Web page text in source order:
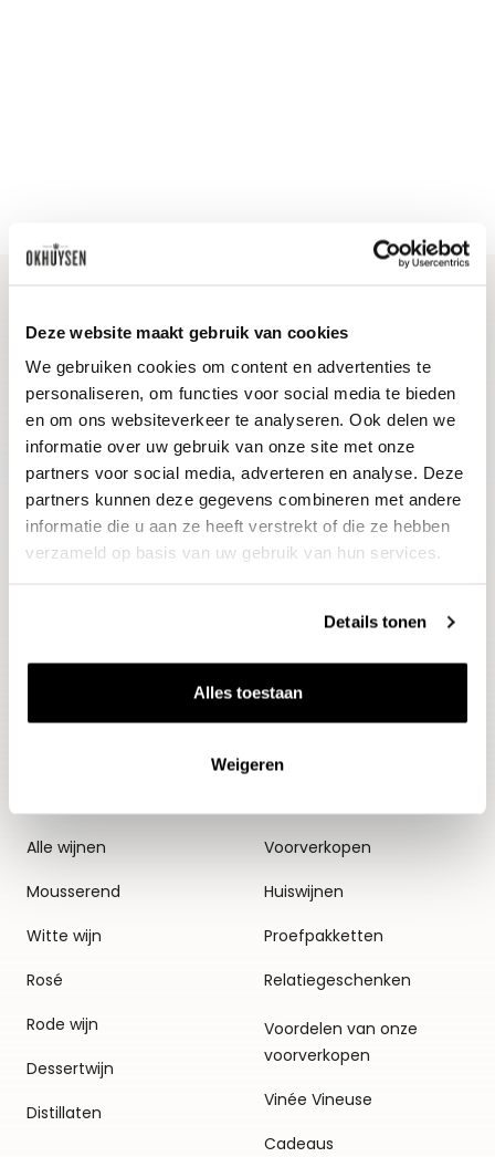
Deze website maakt gebruik van cookies
We gebruiken cookies om content en advertenties te
personaliseren, om functies voor social media te bieden
en om ons websiteverkeer te analyseren. Ook delen we
informatie over uw gebruik van onze site met onze
partners voor social media, adverteren en analyse. Deze
partners kunnen deze gegevens combineren met andere
informatie die u aan ze heeft verstrekt of die ze hebben
verzameld op basis van uw gebruik van hun services.
Details tonen
Alles toestaan
Weigeren
Blijf op de hoogte
Ontvang het laatste wijnnieuws, proeverijen en
evenementen
E-mailadres
Aanmelden
Alle wijnen
Mousserend
Witte wijn
Rosé
Rode wijn
Dessertwijn
Distillaten
Thema's
Voorverkopen
Huiswijnen
Proefpakketten
Relatiegeschenken
Voordelen van onze
voorverkopen
Vinée Vineuse
Cadeaus